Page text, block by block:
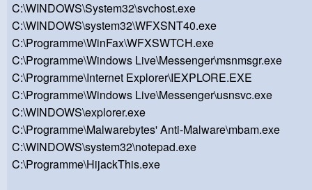
C:\WINDOWS\System32\svchost.exe
C:\WINDOWS\system32\WFXSNT40.exe
C:\Programme\WinFax\WFXSWTCH.exe
C:\Programme\Windows Live\Messenger\msnmsgr.exe
C:\Programme\Internet Explorer\IEXPLORE.EXE
C:\Programme\Windows Live\Messenger\usnsvc.exe
C:\WINDOWS\explorer.exe
C:\Programme\Malwarebytes' Anti-Malware\mbam.exe
C:\WINDOWS\system32\notepad.exe
C:\Programme\HijackThis.exe